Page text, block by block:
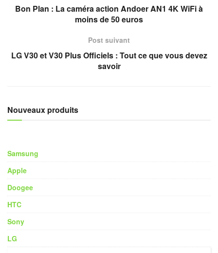
Bon Plan : La caméra action Andoer AN1 4K WiFi à
moins de 50 euros
Post suivant
LG V30 et V30 Plus Officiels : Tout ce que vous devez
savoir
Nouveaux produits
Samsung
Apple
Doogee
HTC
Sony
LG